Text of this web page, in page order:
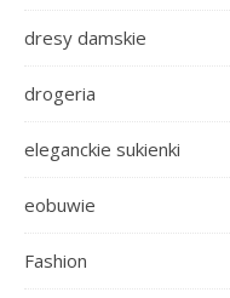
dresy damskie
drogeria
eleganckie sukienki
eobuwie
Fashion